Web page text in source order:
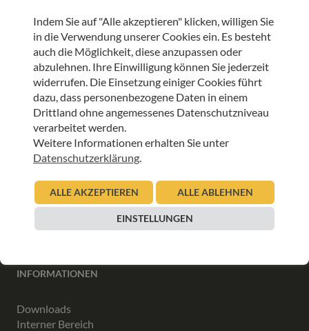
Beitrag lesen
UNSER NEWSLETTER:
ANMELDEN
INFORMATIONEN
Downloads
Interner Bereich
Indem Sie auf "Alle akzeptieren" klicken, willigen Sie
in die Verwendung unserer Cookies ein. Es besteht
auch die Möglichkeit, diese anzupassen oder
abzulehnen. Ihre Einwilligung können Sie jederzeit
widerrufen. Die Einsetzung einiger Cookies führt
dazu, dass personenbezogene Daten in einem
Drittland ohne angemessenes Datenschutzniveau
verarbeitet werden.
Weitere Informationen erhalten Sie unter
Datenschutzerklärung.
ALLE AKZEPTIEREN ALLE ABLEHNEN
EINSTELLUNGEN